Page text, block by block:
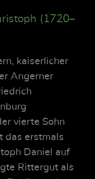
(1720–
kaiserlicher
Angerner
vierte Sohn
das erstmals
Daniel auf
Rittergut als